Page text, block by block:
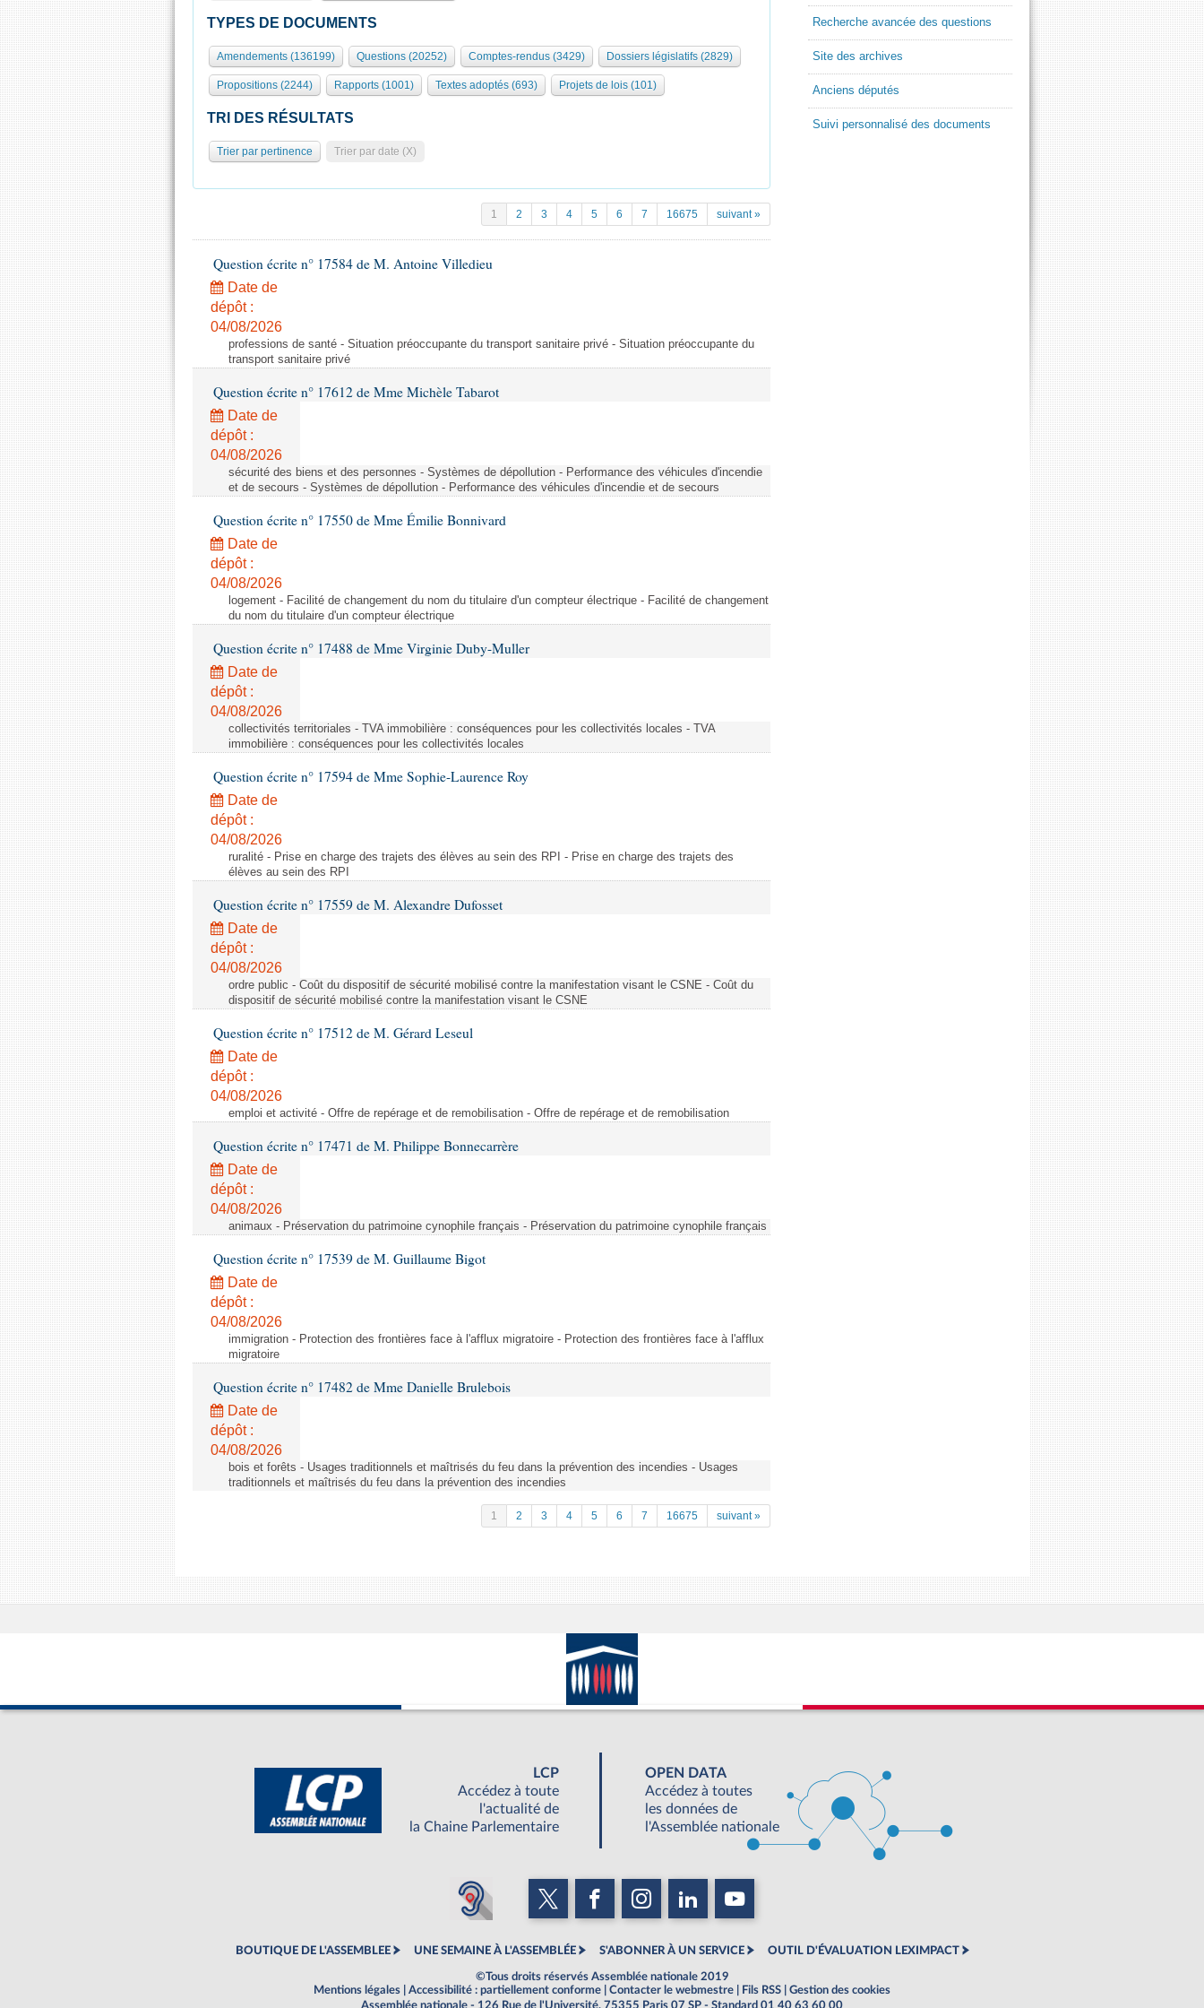
TYPES DE DOCUMENTS
Amendements (136199) Questions (20252) Comptes-rendus (3429) Dossiers législatifs (2829)
Propositions (2244) Rapports (1001) Textes adoptés (693) Projets de lois (101)
TRI DES RÉSULTATS
Trier par pertinence Trier par date (X)
1 2 3 4 5 6 7 16675 suivant »
Question écrite n° 17584 de M. Antoine Villedieu
Date de
dépôt :
04/08/2026
professions de santé - Situation préoccupante du transport sanitaire privé - Situation préoccupante du
transport sanitaire privé
Question écrite n° 17612 de Mme Michèle Tabarot
Date de
dépôt :
04/08/2026
sécurité des biens et des personnes - Systèmes de dépollution - Performance des véhicules d'incendie
et de secours - Systèmes de dépollution - Performance des véhicules d'incendie et de secours
Question écrite n° 17550 de Mme Émilie Bonnivard
Date de
dépôt :
04/08/2026
logement - Facilité de changement du nom du titulaire d'un compteur électrique - Facilité de changement
du nom du titulaire d'un compteur électrique
Question écrite n° 17488 de Mme Virginie Duby-Muller
Date de
dépôt :
04/08/2026
collectivités territoriales - TVA immobilière : conséquences pour les collectivités locales - TVA
immobilière : conséquences pour les collectivités locales
Question écrite n° 17594 de Mme Sophie-Laurence Roy
Date de
dépôt :
04/08/2026
ruralité - Prise en charge des trajets des élèves au sein des RPI - Prise en charge des trajets des
élèves au sein des RPI
Question écrite n° 17559 de M. Alexandre Dufosset
Date de
dépôt :
04/08/2026
ordre public - Coût du dispositif de sécurité mobilisé contre la manifestation visant le CSNE - Coût du
dispositif de sécurité mobilisé contre la manifestation visant le CSNE
Question écrite n° 17512 de M. Gérard Leseul
Date de
dépôt :
04/08/2026
emploi et activité - Offre de repérage et de remobilisation - Offre de repérage et de remobilisation
Question écrite n° 17471 de M. Philippe Bonnecarrère
Date de
dépôt :
04/08/2026
animaux - Préservation du patrimoine cynophile français - Préservation du patrimoine cynophile français
Question écrite n° 17539 de M. Guillaume Bigot
Date de
dépôt :
04/08/2026
immigration - Protection des frontières face à l'afflux migratoire - Protection des frontières face à l'afflux
migratoire
Question écrite n° 17482 de Mme Danielle Brulebois
Date de
dépôt :
04/08/2026
bois et forêts - Usages traditionnels et maîtrisés du feu dans la prévention des incendies - Usages
traditionnels et maîtrisés du feu dans la prévention des incendies
1 2 3 4 5 6 7 16675 suivant »
Recherche avancée des questions
Site des archives
Anciens députés
Suivi personnalisé des documents
LCP
Accédez à toute
l'actualité de
la Chaine Parlementaire
OPEN DATA
Accédez à toutes
les données de
l'Assemblée nationale
BOUTIQUE DE L'ASSEMBLEE UNE SEMAINE À L'ASSEMBLÉE S'ABONNER À UN SERVICE OUTIL D'ÉVALUATION LEXIMPACT
©Tous droits réservés Assemblée nationale 2019
Mentions légales
Accessibilité : partiellement conforme Contacter le webmestre Fils RSS
Gestion des cookies
Assemblée nationale - 126 Rue de l'Université, 75355 Paris 07 SP - Standard 01 40 63 60 00